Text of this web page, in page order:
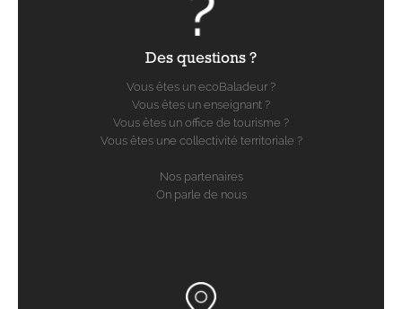
Des questions ?
Vous êtes un ecoBaladeur ?
Vous êtes un enseignant ?
Vous êtes un office de tourisme ?
Vous êtes une collectivité territoriale ?
Nos partenaires
On parle de nous